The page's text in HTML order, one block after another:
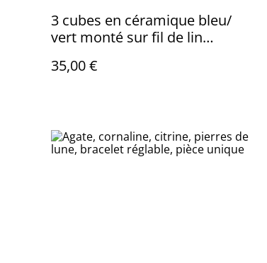
3 cubes en céramique bleu/
vert monté sur fil de lin
35,00 €